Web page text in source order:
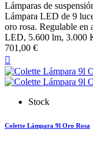
Lámparas de
Lámpara LED de 9
oro rosa. Regulable en
LED, 5.600 lm, 3.000
701,00 €

Stock
Colette Lámpara 9l Oro Rosa